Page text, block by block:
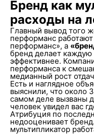
Бренд как
расходы на
Главный вывод того
перформанс
перформанс», а
бренд делает
эффективнее.
перформанса к
медианный рост
Есть и наглядное
выяснили, что около
самом деле вызваны
человек увидел вас
Атрибуция по
недооценивает
мультипликатор